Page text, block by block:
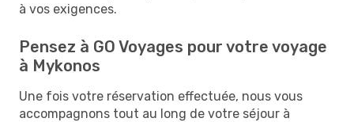
à vos exigences.
Pensez à GO Voyages pour votre voyage
à Mykonos
Une fois votre réservation effectuée, nous vous
accompagnons tout au long de votre séjour à